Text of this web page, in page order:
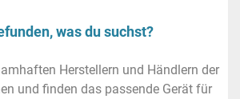
was du suchst?
Herstellern und Händlern der
und finden das passende Gerät für